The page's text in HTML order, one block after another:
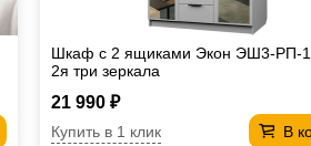
Шкаф с 2 ящиками Экон ЭШ3-РП-
2я три зеркала
21 990 ₽
В
Купить в 1 клик